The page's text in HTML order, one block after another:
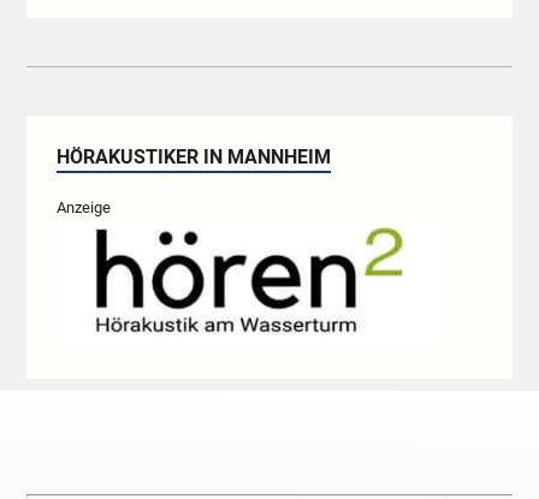
HÖRAKUSTIKER IN MANNHEIM
Anzeige